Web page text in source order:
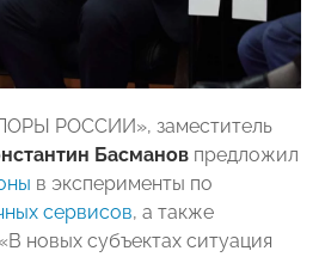
РОССИИ», заместитель
Басманов предложил
в эксперименты по
сервисов, а также
новых субъектах ситуация